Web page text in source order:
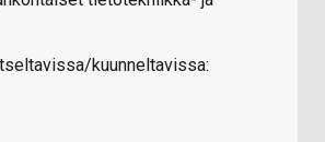
kuunneltavissa: